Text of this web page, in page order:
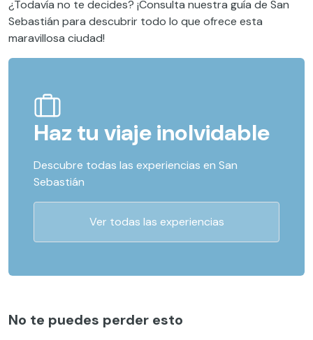
¿Todavía no te decides? ¡Consulta nuestra guía de San
Sebastián para descubrir todo lo que ofrece esta
maravillosa ciudad!
Haz tu viaje inolvidable
Descubre todas las experiencias en San
Sebastián
Ver todas las experiencias
No te puedes perder esto